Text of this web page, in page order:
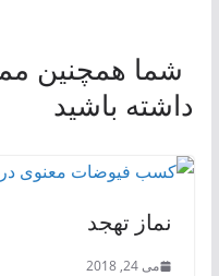
شما همچنین
داشته باشید
نماز تهجد
می 24, 2018